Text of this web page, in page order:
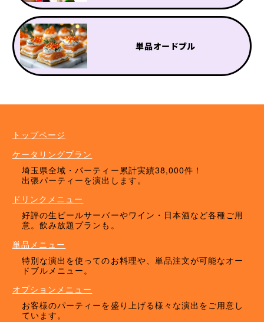
社内懇親会・
記念式典
ブライダル・
2次会
学校での謝恩会・
交流会
展示会・
商品発表会
単品オードブル
ケータリングプラン
ドリンクメニュー
単品オプション
トップページ
ケータリングプラン
埼玉県全域・パーティー累計実績38,000件！
出張パーティーを演出します。
ドリンクメニュー
好評の生ビールサーバーやワイン・日本酒など各種ご用
意。飲み放題プランも。
単品メニュー
特別な演出を使ってのお料理や、単品注文が可能なオー
ドブルメニュー。
オプションメニュー
お客様のパーティーを盛り上げる様々な演出をご用意し
ています。